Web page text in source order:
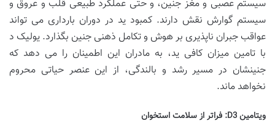
سیستم عصبی و مغز جنین، و حتی عملکرد طبیعی قلب و عروق و
سیستم گوارش نقش دارند. کمبود ید در دوران بارداری می تواند
عواقب جبران ناپذیری بر هوش و تکامل ذهنی جنین بگذارد. یولیک د
با تامین میزان کافی ید، به مادران این اطمینان را می دهد که
جنینشان در مسیر رشد و بالندگی، از این عنصر حیاتی محروم
نخواهد ماند.
ویتامین D3: فراتر از سلامت استخوان